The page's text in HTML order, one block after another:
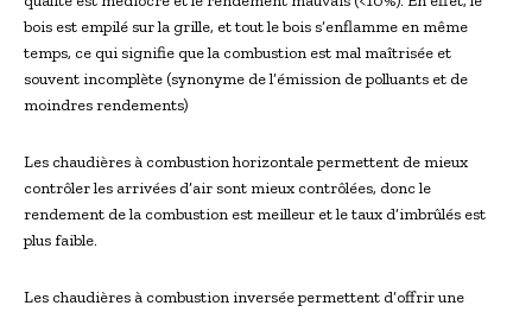
bois est empilé sur la grille, et tout le bois s’enflamme en même
temps, ce qui signifie que la combustion est mal maîtrisée et
souvent incomplète (synonyme de l’émission de polluants et de
moindres rendements)
Les chaudières à combustion horizontale permettent de mieux
contrôler les arrivées d’air sont mieux contrôlées, donc le
rendement de la combustion est meilleur et le taux d’imbrûlés est
plus faible.
Les chaudières à combustion inversée permettent d’offrir une